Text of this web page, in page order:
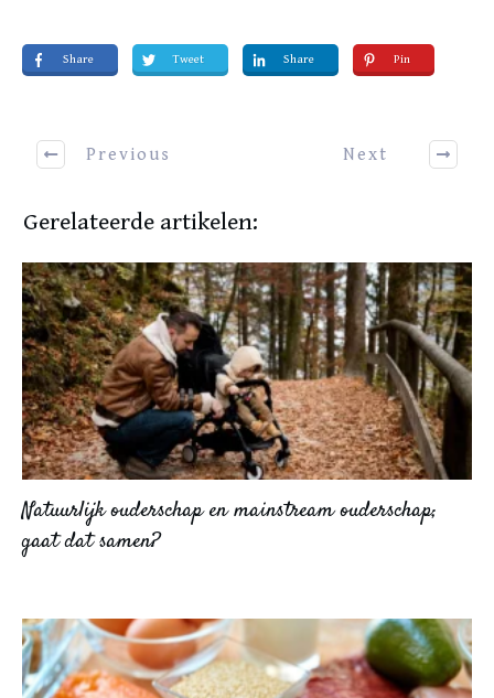
Share Tweet Share Pin
Previous Next
Gerelateerde artikelen:
Natuurlijk ouderschap en mainstream ouderschap;
gaat dat samen?